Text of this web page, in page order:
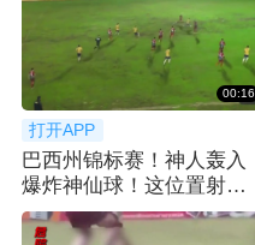
00:16
打开APP
巴西州锦标赛！神人轰入
爆炸神仙球！这位置射门
简直不讲道理！